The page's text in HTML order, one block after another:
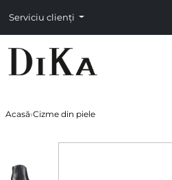
Serviciu clienți
Acasă›Cizme din piele